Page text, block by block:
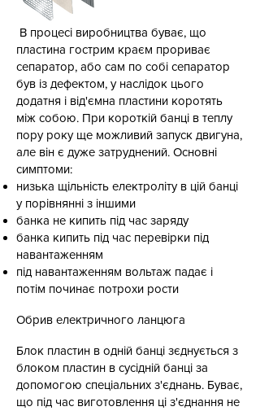
В процесі виробництва буває, що
пластина гострим краєм прориває
сепаратор, або сам по собі сепаратор
був із дефектом, у наслідок цього
додатня і від'ємна пластини коротять
між собою. При короткій банці в теплу
пору року ще можливий запуск двигуна,
але він є дуже затруднений. Основні
симптоми:
низька щільність електроліту в цій банці
у порівнянні з іншими
банка не кипить під час заряду
банка кипить під час перевірки під
навантаженням
під навантаженням вольтаж падає і
потім починає потрохи рости
Обрив електричного ланцюга
Блок пластин в одній банці зєднується з
блоком пластин в сусідній банці за
допомогою спеціальних з'єднань. Буває,
що під час виготовлення ці з'єднання не